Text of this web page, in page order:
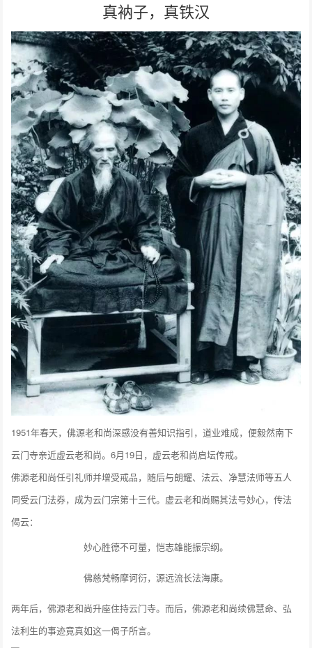
真衲子，真铁汉
1951年春天，佛源老和尚深感没有善知识指引，道业难成，便毅然南下
云门寺亲近虚云老和尚。6月19日，虚云老和尚启坛传戒。
佛源老和尚任引礼师并增受戒品，随后与朗耀、法云、净慧法师等五人
同受云门法券，成为云门宗第十三代。虚云老和尚赐其法号妙心，传法
偈云：
妙心胜德不可量，恺志雄能振宗纲。
佛慈梵畅摩诃衍，源远流长法海康。
两年后，佛源老和尚升座住持云门寺。而后，佛源老和尚续佛慧命、弘
法利生的事迹竟真如这一偈子所言。